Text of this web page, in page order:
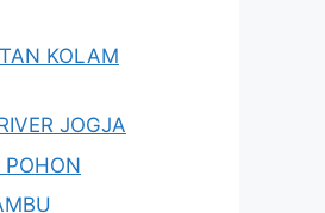
KOLAM
JOGJA